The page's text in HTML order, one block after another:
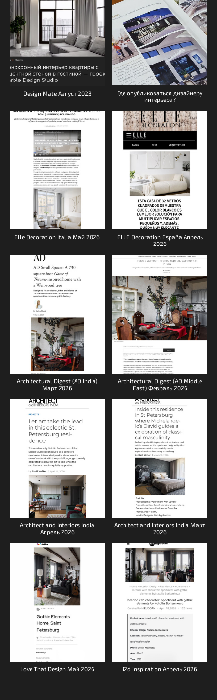
Design Mate Август 2023
Где опубликоваться дизайнеру
интерьера?
Elle Decoration Italia Май 2026
ELLE Decoration España Апрель
2026
Architectural Digest (AD India)
Март 2026
Architectural Digest (AD Middle
East) Февраль 2026
Architect and Interiors India
Апрель 2026
Architect and Interiors India Март
2026
Love That Design Май 2026 i2d inspiration Апрель 2026